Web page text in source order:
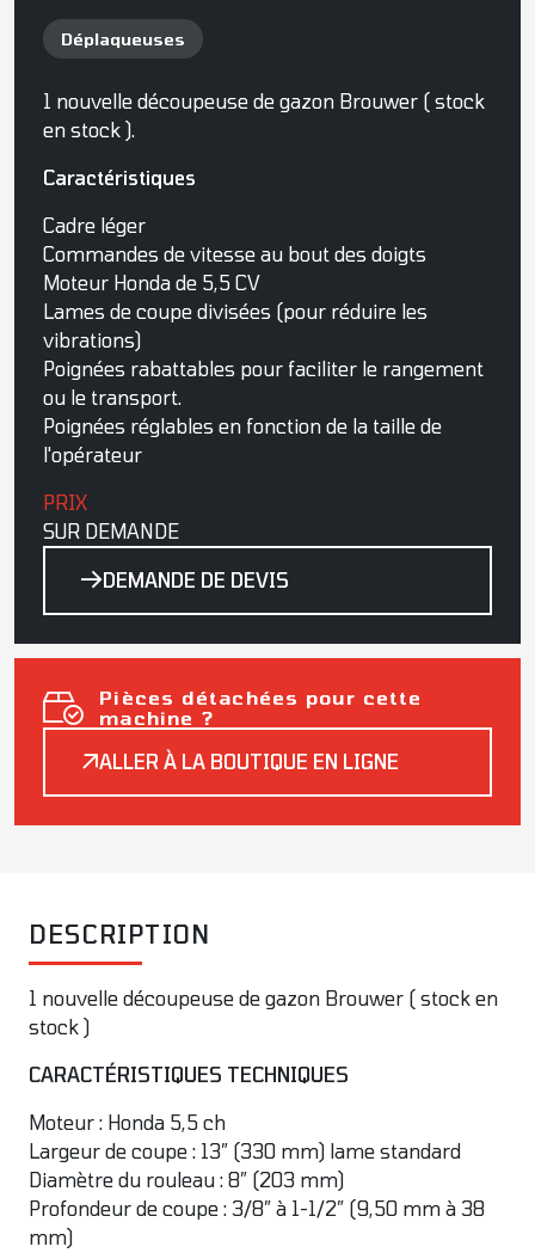
Déplaqueuses
1 nouvelle découpeuse de gazon Brouwer ( stock
en stock ).
Caractéristiques
Cadre léger
Commandes de vitesse au bout des doigts
Moteur Honda de 5,5 CV
Lames de coupe divisées (pour réduire les
vibrations)
Poignées rabattables pour faciliter le rangement
ou le transport.
Poignées réglables en fonction de la taille de
l'opérateur
PRIX
SUR DEMANDE
DEMANDE DE DEVIS
Pièces détachées pour cette
machine ?
ALLER À LA BOUTIQUE EN LIGNE
DESCRIPTION
1 nouvelle découpeuse de gazon Brouwer ( stock en
stock )
CARACTÉRISTIQUES TECHNIQUES
Moteur : Honda 5,5 ch
Largeur de coupe : 13″ (330 mm) lame standard
Diamètre du rouleau : 8″ (203 mm)
Profondeur de coupe : 3/8″ à 1-1/2″ (9,50 mm à 38
mm)